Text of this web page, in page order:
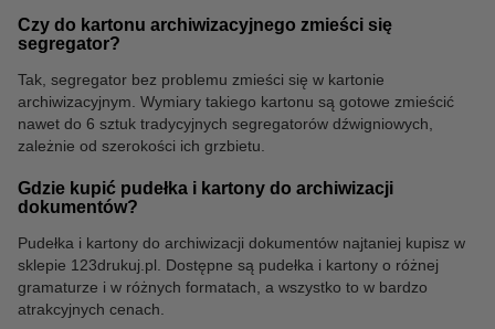
Czy do kartonu archiwizacyjnego zmieści się
segregator?
Tak, segregator bez problemu zmieści się w kartonie
archiwizacyjnym. Wymiary takiego kartonu są gotowe zmieścić
nawet do 6 sztuk tradycyjnych segregatorów dźwigniowych,
zależnie od szerokości ich grzbietu.
Gdzie kupić pudełka i kartony do archiwizacji
dokumentów?
Pudełka i kartony do archiwizacji dokumentów najtaniej kupisz w
sklepie 123drukuj.pl. Dostępne są pudełka i kartony o różnej
gramaturze i w różnych formatach, a wszystko to w bardzo
atrakcyjnych cenach.